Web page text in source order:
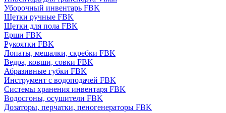
Уборочный инвентарь FBK
Щетки ручные FBK
Щетки для пола FBK
Ерши FBK
Рукоятки FBK
Лопаты, мешалки, скребки FBK
Ведра, ковши, совки FBK
Абразивные губки FBK
Инструмент с водоподачей FBK
Системы хранения инвентаря FBK
Водосгоны, осушители FBK
Дозаторы, перчатки, пеногенераторы FBK